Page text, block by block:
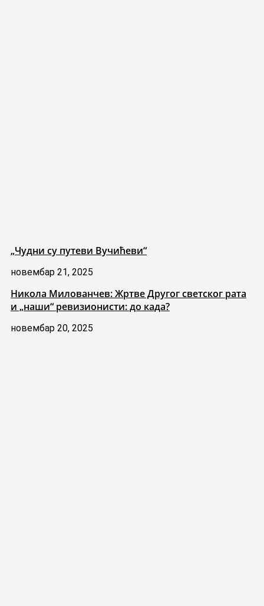
„Чудни су путеви Вучићеви“
новембар 21, 2025
Никола Милованчев: Жртве Другог светског рата
и „наши“ ревизионисти: до када?
новембар 20, 2025